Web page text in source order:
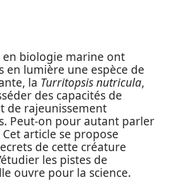
en biologie marine ont
en lumière une espèce de
la Turritopsis nutricula,
des capacités de
de rajeunissement
Peut-on pour autant parler
article se propose
de cette créature
les pistes de
ouvre pour la science.